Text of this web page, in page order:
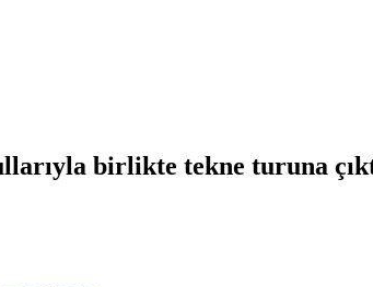
birlikte tekne turuna